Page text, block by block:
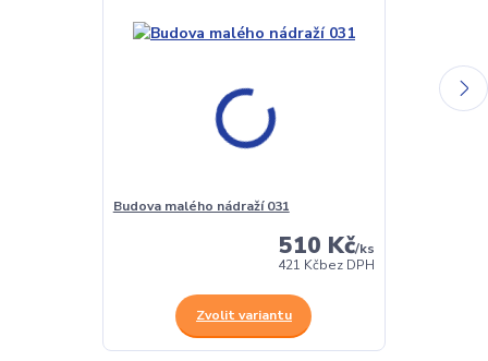
Budova malého nádraží 031
510 Kč/ks
421 Kčbez DPH
Zvolit variantu